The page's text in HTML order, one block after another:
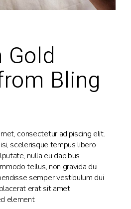
Bling
consectetur adipiscing elit.
scelerisque tempus libero
nulla eu dapibus
tellus, non gravida dui
semper vestibulum dui
erat sit amet
element